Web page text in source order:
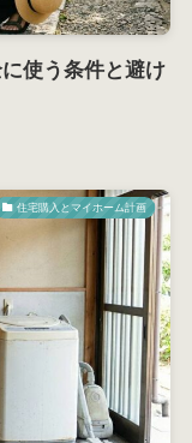
使う条件と避け
住宅購入とマイホーム計画